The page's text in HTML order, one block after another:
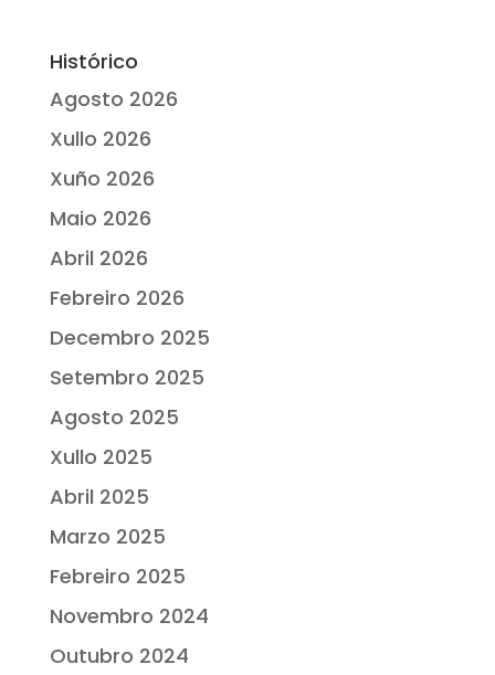
Histórico
Agosto 2026
Xullo 2026
Xuño 2026
Maio 2026
Abril 2026
Febreiro 2026
Decembro 2025
Setembro 2025
Agosto 2025
Xullo 2025
Abril 2025
Marzo 2025
Febreiro 2025
Novembro 2024
Outubro 2024